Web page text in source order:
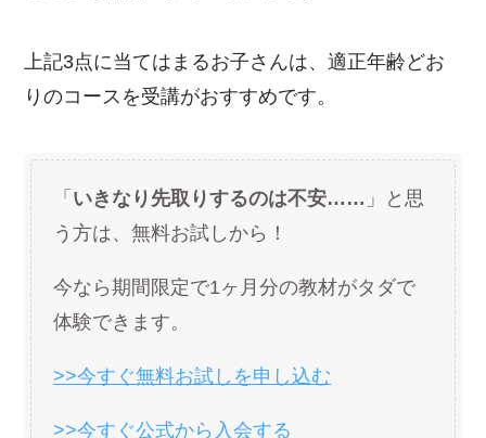
上記3点に当てはまるお子さんは、適正年齢どお
りのコースを受講がおすすめです。
「 いきなり先取りするのは不安…… 」と思
う方は、無料お試しから！
今なら期間限定で1ヶ月分の教材がタダで
体験できます。
>>今すぐ無料お試しを申し込む
>>今すぐ公式から入会する